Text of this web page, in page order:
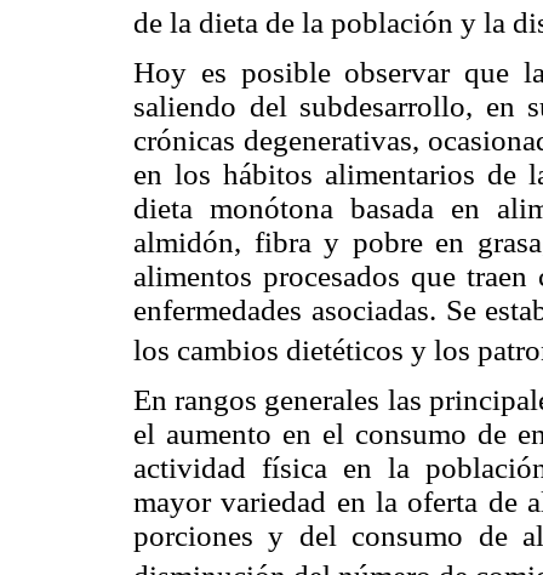
de la dieta de la población y la
Hoy es posible observar que
saliendo del subdesarrollo, en
crónicas degenerativas,
en los hábitos alimentarios de
dieta monótona basada en
almidón, fibra y pobre en
alimentos procesados que
enfermedades asociadas. Se
los cambios dietéticos y los
En rangos generales las
el aumento en el consumo de
actividad física en la
mayor variedad en la oferta de
porciones y del consumo de